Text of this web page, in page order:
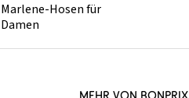
Marlene-Hosen für
Damen